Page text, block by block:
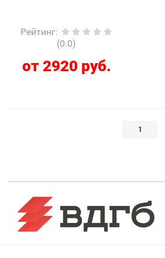
Рейтинг:
(0.0)
от 2920 руб.
1